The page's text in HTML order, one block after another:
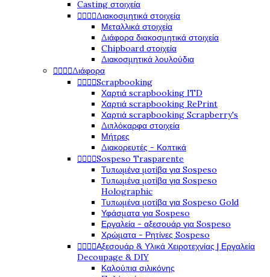
Casting στοιχεία
Διακοσμητικά στοιχεία
Μεταλλικά στοιχεία
Διάφορα διακοσμητικά στοιχεία
Chipboard στοιχεία
Διακοσμητικά λουλούδια
Διάφορα
Scrapbooking
Χαρτιά scrapbooking ITD
Χαρτιά scrapbooking RePrint
Χαρτιά scrapbooking Scrapberry's
Διπλόκαρφα στοιχεία
Μήτρες
Διακορευτές - Κοπτικά
Sospeso Trasparente
Τυπωμένα μοτίβα για Sospeso
Τυπωμένα μοτίβα για Sospeso
Holographic
Τυπωμένα μοτίβα για Sospeso Gold
Υφάσματα για Sospeso
Εργαλεία - αξεσουάρ για Sospeso
Χρώματα - Ρητίνες Sospeso
Αξεσουάρ & Υλικά Χειροτεχνίας | Εργαλεία
Decoupage & DIY
Καλούπια σιλικόνης